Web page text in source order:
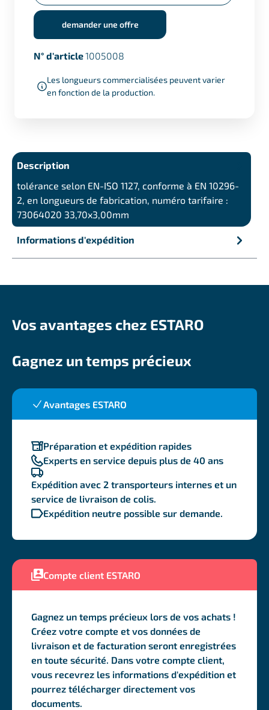
demander une offre
N° d'article1005008
Les longueurs commercialisées peuvent varier
en fonction de la production.
Description
tolérance selon EN-ISO 1127, conforme à EN 10296-
2, en longueurs de fabrication, numéro tarifaire :
73064020 33,70x3,00mm
Informations d'expédition
Vos avantages chez ESTARO
Avantages ESTARO
Préparation et expédition rapides
Experts en service depuis plus de 40 ans
Expédition avec 2 transporteurs internes et un
service de livraison de colis.
Expédition neutre possible sur demande.
Gagnez un temps précieux
Compte client ESTARO
Gagnez un temps précieux lors de vos achats !
Créez votre compte et vos données de
livraison et de facturation seront enregistrées
en toute sécurité. Dans votre compte client,
vous recevrez les informations d'expédition et
pourrez télécharger directement vos
documents.